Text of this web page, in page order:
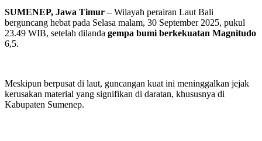
SUMENEP, Jawa Timur – Wilayah perairan Laut Bali
berguncang hebat pada Selasa malam, 30 September 2025, pukul
23.49 WIB, setelah dilanda gempa bumi berkekuatan Magnitudo
6,5.
Meskipun berpusat di laut, guncangan kuat ini meninggalkan jejak
kerusakan material yang signifikan di daratan, khususnya di
Kabupaten Sumenep.